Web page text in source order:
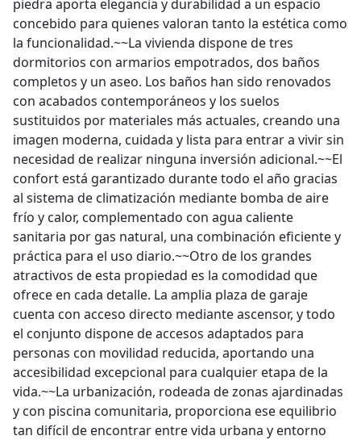
piedra aporta elegancia y durabilidad a un espacio
concebido para quienes valoran tanto la estética como
la funcionalidad.~~La vivienda dispone de tres
dormitorios con armarios empotrados, dos baños
completos y un aseo. Los baños han sido renovados
con acabados contemporáneos y los suelos
sustituidos por materiales más actuales, creando una
imagen moderna, cuidada y lista para entrar a vivir sin
necesidad de realizar ninguna inversión adicional.~~El
confort está garantizado durante todo el año gracias
al sistema de climatización mediante bomba de aire
frío y calor, complementado con agua caliente
sanitaria por gas natural, una combinación eficiente y
práctica para el uso diario.~~Otro de los grandes
atractivos de esta propiedad es la comodidad que
ofrece en cada detalle. La amplia plaza de garaje
cuenta con acceso directo mediante ascensor, y todo
el conjunto dispone de accesos adaptados para
personas con movilidad reducida, aportando una
accesibilidad excepcional para cualquier etapa de la
vida.~~La urbanización, rodeada de zonas ajardinadas
y con piscina comunitaria, proporciona ese equilibrio
tan difícil de encontrar entre vida urbana y entorno